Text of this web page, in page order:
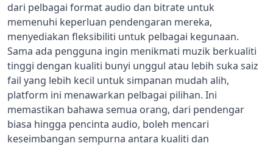
dari pelbagai format audio dan bitrate untuk
memenuhi keperluan pendengaran mereka,
menyediakan fleksibiliti untuk pelbagai kegunaan.
Sama ada pengguna ingin menikmati muzik berkualiti
tinggi dengan kualiti bunyi unggul atau lebih suka saiz
fail yang lebih kecil untuk simpanan mudah alih,
platform ini menawarkan pelbagai pilihan. Ini
memastikan bahawa semua orang, dari pendengar
biasa hingga pencinta audio, boleh mencari
keseimbangan sempurna antara kualiti dan